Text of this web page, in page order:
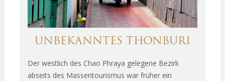
UNBEKANNTES THONBURI
Der westlich des Chao Phraya gelegene Bezirk
abseits des Massentourismus war früher ein